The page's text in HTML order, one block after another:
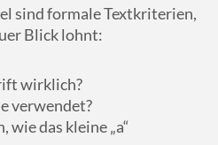
sind formale Textkriterien,
Blick lohnt:
wirklich?
verwendet?
wie das kleine „a“